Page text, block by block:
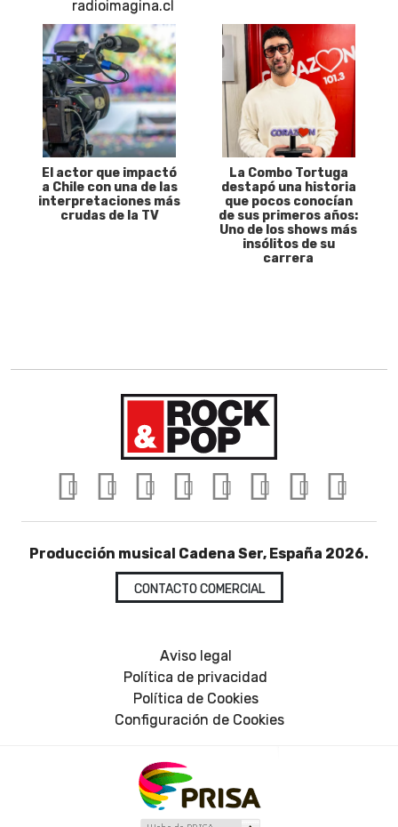
El actor que impactó
a Chile con una de las
interpretaciones más
crudas de la TV
La Combo Tortuga
destapó una historia
que pocos conocían
de sus primeros años:
Uno de los shows más
insólitos de su
carrera
Producción musical Cadena Ser, España 2026.
CONTACTO COMERCIAL
Aviso legal
Política de privacidad
Política de Cookies
Configuración de Cookies